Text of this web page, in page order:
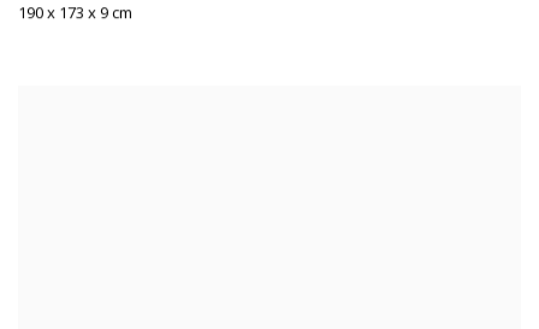
190 x 173 x 9 cm